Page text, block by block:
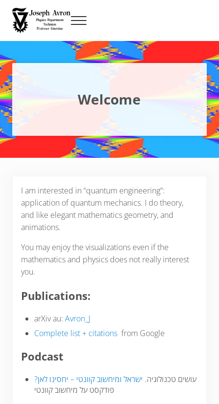
Prof. Joseph Avron
Menu
Welcome
I am interested in “quantum engineering”:
application of quantum mechanics. I do theory,
and like elegant mathematics geometry, and
animations.
You may enjoy the visualizations even if the
mathematics and physics does not really interest
you.
Publications:
arXiv au:Avron_J
Complete list + citations from Google
Podcast
עושים טכנולוגיה. ישראל ומיחשוב קוונטי – יחסינו לאן?
פודקסט על מיחשוב קוונטי